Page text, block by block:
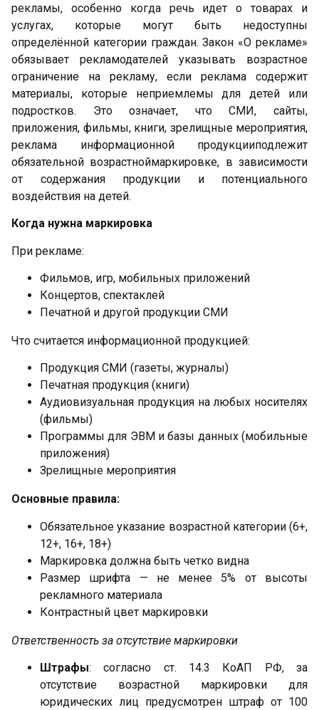
рекламы, особенно когда речь идет о товарах и
услугах, которые могут быть недоступны
определённой категории граждан. Закон «О рекламе»
обязывает рекламодателей указывать возрастное
ограничение на рекламу, если реклама содержит
материалы, которые неприемлемы для детей или
подростков. Это означает, что СМИ, сайты,
приложения, фильмы, книги, зрелищные мероприятия,
реклама информационной продукцииподлежит
обязательной возрастноймаркировке, в зависимости
от содержания продукции и потенциального
воздействия на детей.
Когда нужна маркировка
При рекламе:
Фильмов, игр, мобильных приложений
Концертов, спектаклей
Печатной и другой продукции СМИ
Что считается информационной продукцией:
Продукция СМИ (газеты, журналы)
Печатная продукция (книги)
Аудиовизуальная продукция на любых носителях
(фильмы)
Программы для ЭВМ и базы данных (мобильные
приложения)
Зрелищные мероприятия
Основные правила:
Обязательное указание возрастной категории (6+,
12+, 16+, 18+)
Маркировка должна быть четко видна
Размер шрифта — не менее 5% от высоты
рекламного материала
Контрастный цвет маркировки
Ответственность за отсутствие маркировки
Штрафы: согласно ст. 14.3 КоАП РФ, за
отсутствие возрастной маркировки для
юридических лиц предусмотрен штраф от 100